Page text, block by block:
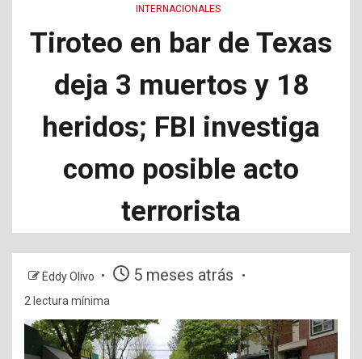
INTERNACIONALES
Tiroteo en bar de Texas
deja 3 muertos y 18
heridos; FBI investiga
como posible acto
terrorista
Eddy Olivo 5 meses atrás
2 lectura mínima